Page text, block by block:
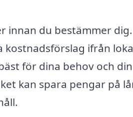
innan du bestämmer dig.
ifrån
för dina behov och din
kan spara pengar på